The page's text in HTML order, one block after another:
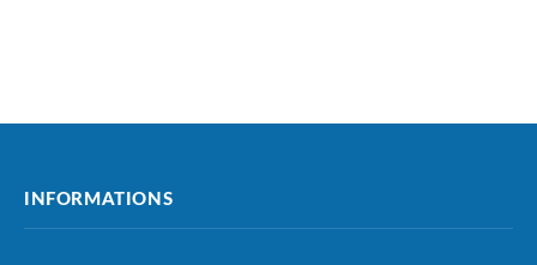
INFORMATIONS